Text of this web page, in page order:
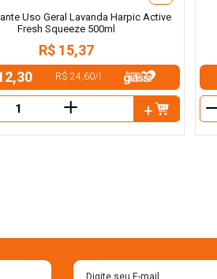
Uso Geral Lavanda Harpic Active
Fresh Squeeze 500ml
R$ 15,37
R$ 24,60/l
＋